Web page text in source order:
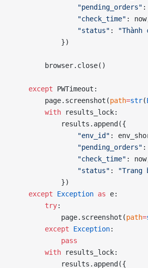
                "pending_orders"
:
                "check_time"
:
                "status"
:
"Thành
            })
        browser.close()
    except
PWTimeout:
        page.screenshot(
path=str(
        with
results_lock:
            results.append({
                "env_id"
:
                "pending_orders"
:
                "check_time"
:
                "status"
:
            })
    except
Exception as e:
        try
:
            page.screenshot(
path=
        except
Exception:
            pass
        with
results_lock:
            results.append({